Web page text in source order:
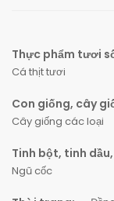
Thực phẩm tươi
Cá thịt tươi
Con giống, cây
Cây giống các loại
Tinh bột, tinh
Ngũ cốc